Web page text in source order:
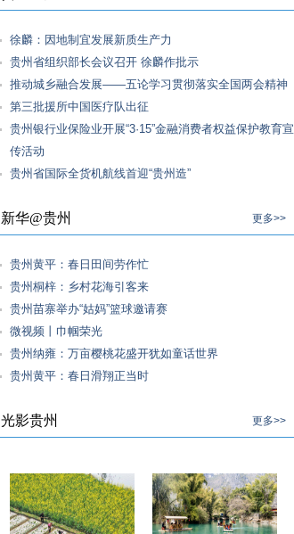
徐麟：因地制宜发展新质生产力
贵州省组织部长会议召开 徐麟作批示
推动城乡融合发展——五论学习贯彻落实全国两会精神
第三批援所中国医疗队出征
贵州银行业保险业开展“3·15”金融消费者权益保护教育宣
传活动
贵州省国际全货机航线首迎“贵州造”
新华@贵州 更多>>
贵州黄平：春日田间劳作忙
贵州桐梓：乡村花海引客来
贵州苗寨举办“姑妈”篮球邀请赛
微视频丨巾帼荣光
贵州纳雍：万亩樱桃花盛开犹如童话世界
贵州黄平：春日滑翔正当时
光影贵州 更多>>